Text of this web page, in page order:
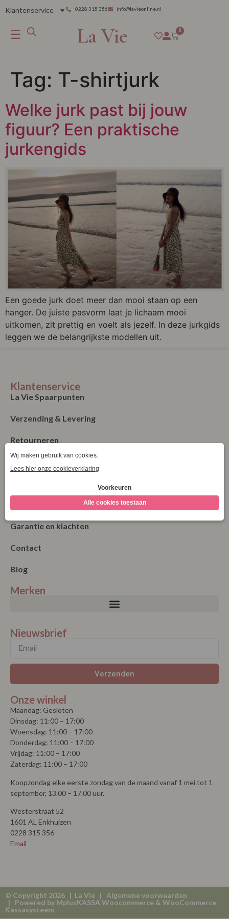
Klantenservice 0228 315 356 info@lavieonline.nl
☰ La Vie 0
Tag: T-shirtjurk
Welke jurk past bij jouw
figuur? Een praktische
jurkengids
Een goede jurk doet meer dan mooi staan op een
hanger. De juiste pasvorm laat je lichaam mooi
uitkomen, zit prettig en voelt als jezelf. In deze jurkgids
leggen we de belangrijkste modellen uit.
Klantenservice
La Vie Spaarpunten
Verzending & Levering
Retourneren
Bestellen
Algemene Voorwaarden
Garantie en klachten
Contact
Blog
Merken
Nieuwsbrief
Verzenden
Onze winkel
Maandag: Gesloten
Dinsdag: 11:00 – 17:00
Woensdag: 11:00 – 17:00
Donderdag: 11:00 – 17:00
Vrijdag: 11:00 – 17:00
Zaterdag: 11:00 – 17:00
Koopzondag elke eerste zondag van de maand vanaf 1 mei tot 1
september, 13.00 – 17.00 uur.
Westerstraat 52
1601 AL Enkhuizen
0228 315 356
Email
© Copyright 2026 | La Vie | Algemene voorwaarden
| Powered by MplusKASSA Woocommerce & WooCommerce
Kassasysteem